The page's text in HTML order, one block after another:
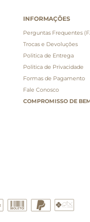
INFORMAÇÕES
Perguntas Frequentes
Trocas e Devoluções
Politica de Entrega
Politica de Privacidade
Formas de Pagamento
Fale Conosco
COMPROMISSO DE